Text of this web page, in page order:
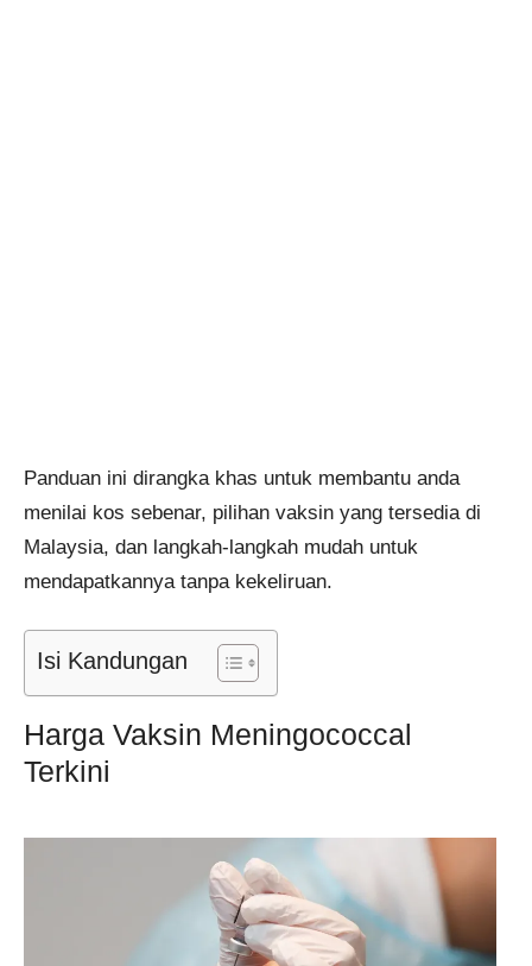
Panduan ini dirangka khas untuk membantu anda
menilai kos sebenar, pilihan vaksin yang tersedia di
Malaysia, dan langkah-langkah mudah untuk
mendapatkannya tanpa kekeliruan.
Isi Kandungan
Harga Vaksin Meningococcal
Terkini